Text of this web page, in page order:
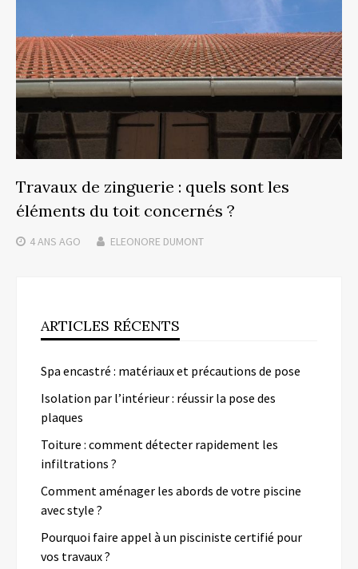
Travaux de zinguerie : quels sont les
éléments du toit concernés ?
4 ANS AGO ELEONORE DUMONT
ARTICLES RÉCENTS
Spa encastré : matériaux et précautions de pose
Isolation par l’intérieur : réussir la pose des
plaques
Toiture : comment détecter rapidement les
infiltrations ?
Comment aménager les abords de votre piscine
avec style ?
Pourquoi faire appel à un pisciniste certifié pour
vos travaux ?